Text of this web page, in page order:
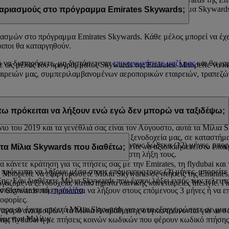
καταχωρισμένη στον λογαριασμό σας στο πρόγραμμα
στο πρόγραμμα Emirates Skywards;
στο πρόγραμμα Emirates Skywards. Κάθε μέλος μπορεί να
θα καταργηθούν.
να διατηρήσετε, μη διστάσετε ναεπικοινωνήσετε μαζί μαςκαι θα
ως μέλος του προγράμματος Skywards της Emirates. Μπορείτε να
μας, συμπεριλαμβανομένων αεροπορικών εταιρειών,
απόκτησής τους. Στη διάρκεια του ημερολογιακού έτους που
του 2019 και τα γενέθλιά σας είναι τον Αύγουστο, αυτά τα
να λήξουν μέσα στους επόμενους δώδεκα (12) μήνες,
όταν τα Μίλια Skywards πλησιάζουν στη λήξη τους.
να λήξουν μέσα στους επόμενους τρεις (3) μήνες, μπορείτε
Εάν διαθέτετε Μίλια Skywards που έχουν λήξει εντός των
αυτήτη σελίδα.
πρόκειται να λήξουν ενώ εγώ δεν μπορώ να ταξιδέψω;
Μίλια Skywards σε ανταμοιβές στα ξενοδοχεία μας, σε
εταιρειών μας στις οποίες μπορείτε να αξιοποιήσετε στο
κράτηση για τις πτήσεις σας με την Emirates, τη flydubai και
Skywards που πρόκειται να λήξουν στους επόμενους 3 μήνες ή
Skywards που διαθέτω;
να εξαργυρώσετε Μίλια Skywards σε πτήσεις της
ξενοδοχεία, καταστήματα λιανικής και εταιρείες lifestyle.
αν έχετε αρκετά Μίλια Skywards για να τα εξαργυρώσετε σε
Μιλίων.
ανταμοιβών, τα Μίλια Αναβάθμισης συγκεντρώνονται για να
της flydubai ή με πτήσεις κοινών κωδικών που φέρουν κωδικό